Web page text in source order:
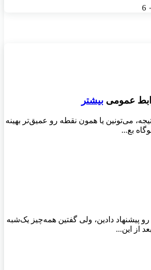
۰ 6
عمومی بیشتر
می‌تونین یا همون نقطه رو عمیق‌تر بهینه
بع...
۳۰ روزه رو پیشنهاد دادین، ولی گفتین همه‌چیز یک‌شبه
از این...